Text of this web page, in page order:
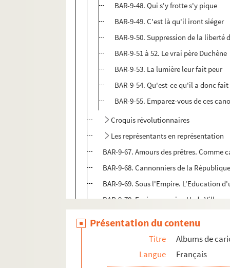
BAR-9-48. Qui s'y frotte s'y pique
BAR-9-49. C'est là qu'il iront siéger
BAR-9-50. Suppression de la liberté
BAR-9-51 à 52. Le vrai père Duchêne
BAR-9-53. La lumière leur fait peur
BAR-9-54. Qu'est-ce qu'il a donc
BAR-9-55. Emparez-vous de ces
Croquis révolutionnaires
Les représentants en représentation
BAR-9-67. Amours des prêtres. Comme
BAR-9-68. Cannonniers de la
BAR-9-69. Sous l'Empire. L'Education
BAR-9-70. Espion prussien H. de
Présentation du contenu
Titre
Albums de
Langue
Français